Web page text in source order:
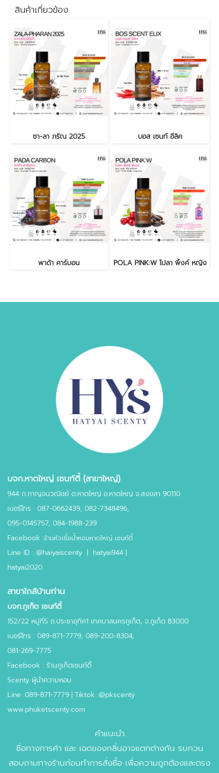
สินค้าเกี่ยวข้อง
ซา-ลา ภรัณ 2025 บอส เซนท์ อีลิค
พาด้า คาร์บอน POLA PINK:W โปลา พิ้งค์ หญิง
บจก.หาดใหญ่ เซนท์ตี้ (สาขาใหญ่)
944 ถ.กาญจนวณิชย์ ต.หาดใหญ่ อ.หาดใหญ่ จ.สงขลา 90110
เบอร์โทร : 087-0662439, 082-7348496,
095-0145757, 084-1988-239
Facebook :ร้านหัวเชื้อน้ำหอมหาดใหญ่ เซนท์ตี้
Line ID : @haiyaiscenty | hatyai944 |
hatyai2020
สาขาใกล้บ้านท่าน
บจก.ภูเก็ต เซนท์ตี้
152/22 หมู่ที่5 ถ.ประชาอุทิศ1 เทศบาลนครภูเก็ต, จ.ภูเก็ต 83000
เบอร์โทร : 089-871-7779, 089-200-8304,
081-269-7775
Facebook : ร้านภูเก็ตเซนท์ตี้
Scenty ผู้นำความหอม
Line :089-871-7779 | Tiktok :@pkscenty
www.phuketscenty.com
คำแนะนำ
ชื่อทางการค้า และ เฉดของกลิ่นอาจแตกต่างกัน รบกวน
สอบถามทางร้านก่อนทำการสั่งซื้อ เพื่อความถูกต้องและตรง